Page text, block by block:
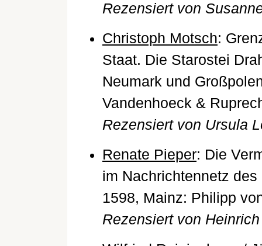
Rezensiert von
Christoph Motsch:
Staat. Die Starostei
Neumark und
Vandenhoeck &
Rezensiert von Ursula
Renate Pieper: Die
im Nachrichtennetz
1598, Mainz: Philipp
Rezensiert von